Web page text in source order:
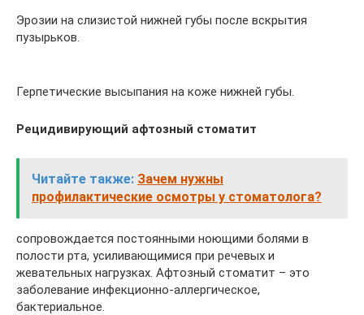
Эрозии на слизистой нижней губы после вскрытия
пузырьков.
Герпетические высыпания на коже нижней губы.
Рецидивирующий афтозный стоматит
Читайте также: Зачем нужны
профилактические осмотры у стоматолога?
сопровождается постоянными ноющими болями в
полости рта, усиливающимися при речевых и
жевательных нагрузках. Афтозный стоматит – это
заболевание инфекционно-аллергическое,
бактериальное.